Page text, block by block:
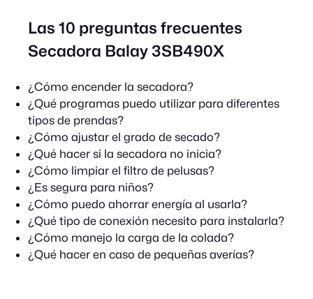
Las 10 preguntas frecuentes
Secadora Balay 3SB490X
¿Cómo encender la secadora?
¿Qué programas puedo utilizar para diferentes
tipos de prendas?
¿Cómo ajustar el grado de secado?
¿Qué hacer si la secadora no inicia?
¿Cómo limpiar el filtro de pelusas?
¿Es segura para niños?
¿Cómo puedo ahorrar energía al usarla?
¿Qué tipo de conexión necesito para instalarla?
¿Cómo manejo la carga de la colada?
¿Qué hacer en caso de pequeñas averías?